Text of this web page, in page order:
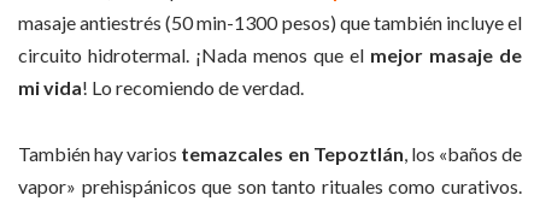
masaje antiestrés (50 min-1300 pesos) que también incluye el
circuito hidrotermal. ¡Nada menos que el mejor masaje de
mi vida! Lo recomiendo de verdad.
También hay varios temazcales en Tepoztlán, los «baños de
vapor» prehispánicos que son tanto rituales como curativos.